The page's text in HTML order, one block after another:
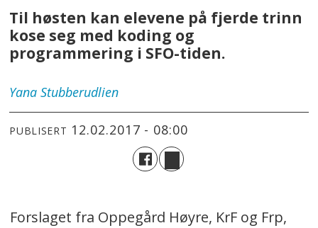
Til høsten kan elevene på fjerde trinn
kose seg med koding og
programmering i SFO-tiden.
Yana Stubberudlien
PUBLISERT 12.02.2017 - 08:00
Forslaget fra Oppegård Høyre, KrF og Frp,